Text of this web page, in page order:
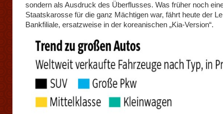
sondern als Ausdruck des Überflusses. Was früher noch
Staatskarosse für die ganz Mächtigen war, fährt heute der
Bankfiliale, ersatzweise in der koreanischen „Kia-Version“.